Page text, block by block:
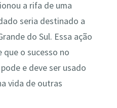
a rifa de uma
seria destinado a
do Sul. Essa ação
que o sucesso no
e deve ser usado
vida de outras